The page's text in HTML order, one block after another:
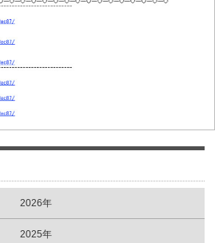
2026年
2025年